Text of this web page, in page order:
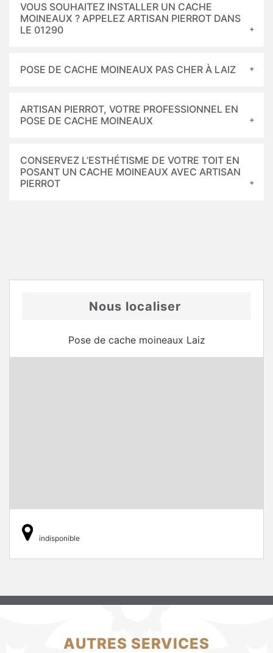
VOUS SOUHAITEZ INSTALLER UN CACHE
MOINEAUX ? APPELEZ ARTISAN PIERROT DANS
LE 01290
POSE DE CACHE MOINEAUX PAS CHER À LAIZ
ARTISAN PIERROT, VOTRE PROFESSIONNEL EN
POSE DE CACHE MOINEAUX
CONSERVEZ L’ESTHÉTISME DE VOTRE TOIT EN
POSANT UN CACHE MOINEAUX AVEC ARTISAN
PIERROT
Nous localiser
Pose de cache moineaux Laiz
indisponible
AUTRES SERVICES